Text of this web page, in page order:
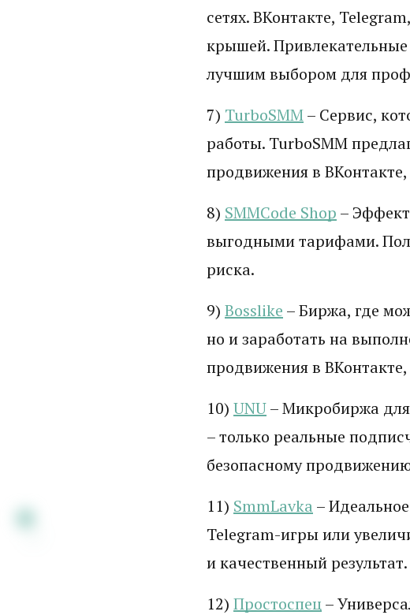
сетях. ВКонтакте,
крышей.
лучшим выбором для
7) TurboSMM– Сервис,
работы. TurboSMM
продвижения в
8) SMMCode Shop –
выгодными тарифами.
риска.
9) Bosslike – Биржа, где
но и заработать на
продвижения в
10) UNU– Микробиржа для
– только реальные
безопасному
11) SmmLavka –
Telegram-игры или
и качественный результат.
12) Простоспец–